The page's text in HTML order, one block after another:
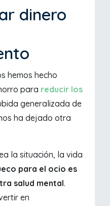
dinero
hemos hecho
para reducir los
generalizada de
ha dejado otra
la situación, la vida
para el ocio es
salud mental.
en